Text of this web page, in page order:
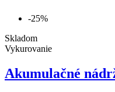
-25%
Skladom
Vykurovanie
Akumulačné